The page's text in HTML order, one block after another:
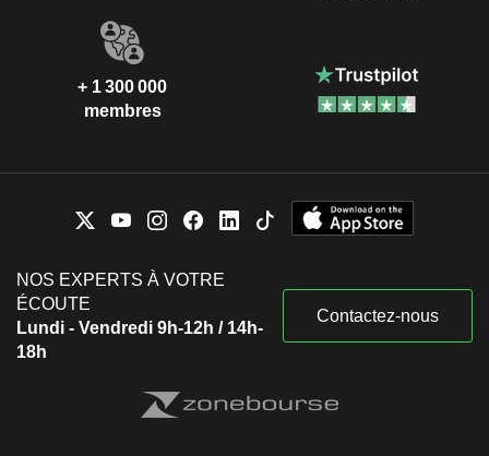
+ 1 300 000
membres
NOS EXPERTS À VOTRE
ÉCOUTE
Lundi - Vendredi 9h-12h / 14h-
18h
Contactez-nous